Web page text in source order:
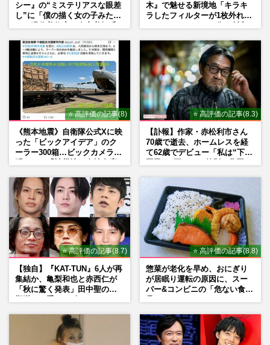
シー』の“ミステリアスな眼差
し”に「僕の描く女の子みた
木』で魅せる新境地「キラキ
ラしたフィルターが1枚外れて
⭐ 高評価の記事(8)
《熊本地震》自衛隊公式Xに映
った「ビックアイデア」のク
ーラー300箱…ビックカメラが
⭐ 高評価の記事(8.3)
【訃報】作家・赤松利市さん
70歳で逝去、ホームレスを経
て62歳でデビュー「私は“下級
⭐ 高評価の記事(8.7)
【独自】『KAT-TUN』6人が再
集結か、亀梨和也と赤西仁が
「秋に驚く発表」田中聖の刑
⭐ 高評価の記事(8.8)
惣菜が老化を早め、おにぎり
が居眠り運転の原因に、スー
パー&コンビニの「危ない食